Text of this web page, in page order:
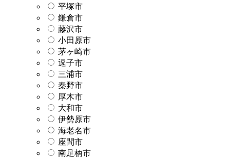
平塚市
鎌倉市
藤沢市
小田原市
茅ヶ崎市
逗子市
三浦市
秦野市
厚木市
大和市
伊勢原市
海老名市
座間市
南足柄市